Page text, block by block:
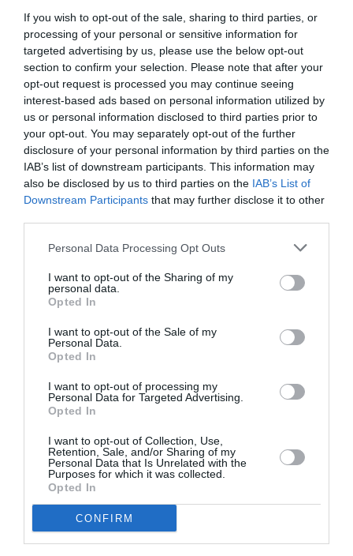
If you wish to opt-out of the sale, sharing to third parties, or
processing of your personal or sensitive information for
targeted advertising by us, please use the below opt-out
section to confirm your selection. Please note that after your
opt-out request is processed you may continue seeing
interest-based ads based on personal information utilized by
us or personal information disclosed to third parties prior to
your opt-out. You may separately opt-out of the further
disclosure of your personal information by third parties on the
IAB’s list of downstream participants. This information may
also be disclosed by us to third parties on the IAB’s List of
Downstream Participants that may further disclose it to other
Personal Data Processing Opt Outs
I want to opt-out of the Sharing of my
personal data.
Opted In
I want to opt-out of the Sale of my
Personal Data.
Opted In
I want to opt-out of processing my
Personal Data for Targeted Advertising.
Opted In
I want to opt-out of Collection, Use,
Retention, Sale, and/or Sharing of my
Personal Data that Is Unrelated with the
Purposes for which it was collected.
Opted In
CONFIRM
RÉPONDRE
Ben dis donc ! a commenté :
14 juillet 2017 - 13 h 13
min
Qu’est-ce qui vous fait dire que la ” grève n’a guère
de succès’? 85% des vols MC? Ils n’y a que les vols
effectués par HOP! qui peuvent être affectés,
l’ordre de grève ne concerne QUE les pilotes de
HOP!…Vous avez d’autres chiffres. peut-être ?
RÉPONDRE
Maxcoma commenté :
14 juillet 2017 - 21
grève a beaucoup de succès. Je lui
souhaite un succès complet, avec 100%
hâter la disparition de cette compagnie
boiteuse, et le plus tôt sera le mieux. Les
créneaux qu’elle occupe pourront alors
sérieuses et fiables (et beaucoup moins
chères).